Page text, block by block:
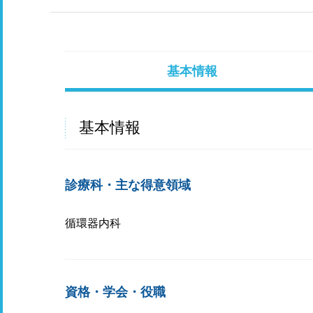
基本情報
基本情報
診療科・主な得意領域
循環器内科
資格・学会・役職